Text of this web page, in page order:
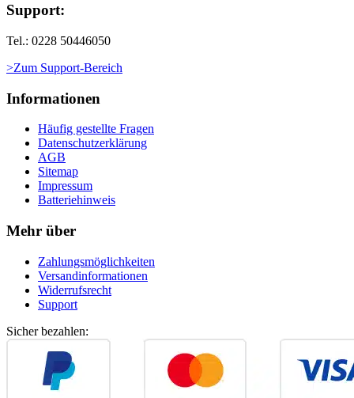
Support:
Tel.: 0228 50446050
>Zum Support-Bereich
Informationen
Häufig gestellte Fragen
Datenschutzerklärung
AGB
Sitemap
Impressum
Batteriehinweis
Mehr über
Zahlungsmöglichkeiten
Versandinformationen
Widerrufsrecht
Support
Sicher bezahlen: